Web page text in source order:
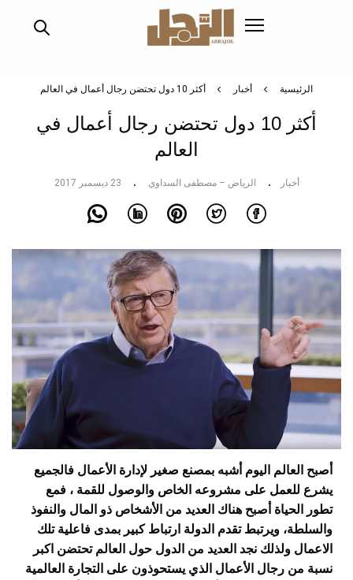
الرئيسية أخبار أكثر 10 دول تحتضن رجال أعمال في العالم
أكثر 10 دول تحتضن رجال أعمال في
العالم
أخبار الرياض – مصطفى السداوي 23 ديسمبر 2017
أصبح العالم اليوم أشبه بمصنع صغير لإدارة الأعمال فالجميع
يشرع للعمل على مشروعه الخاص والوصول للقمة ، فمع
تطور الحياة أصبح هناك العديد من الأشخاص ذو المال والنفوذ
والسلطة، ويرتبط تقدم الدولة ارتباط كبير بمدى فاعلية تلك
الاعمال ولذلك نجد العديد من الدول حول العالم تحتضن اكبر
نسبة من رجال الأعمال الذي يستحوذون على التجارة العالمية